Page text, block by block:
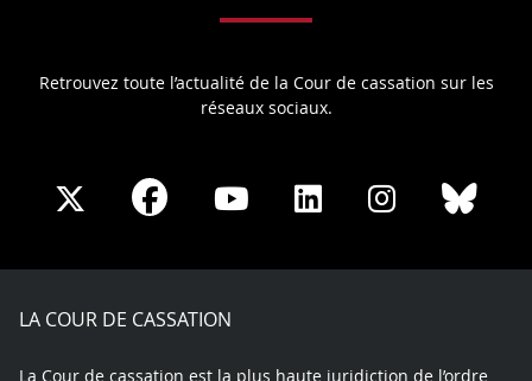
Retrouvez toute l’actualité de la Cour de cassation sur les
réseaux sociaux.
Share
X
Share
Facebook
Share
Youtube
Share
LinkedIn
Share
Instagram
LA COUR DE CASSATION
La Cour de cassation est la plus haute juridiction de l’ordre